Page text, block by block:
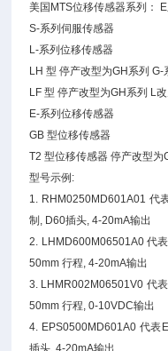
美国MTS位移传感器系列：
S-系列伺服传感器
L-系列位移传感器
LH 型 停产改型为GH系列 G-
LF 型 停产改型为GH系列 L
E-系列位移传感器
GB 型位移传感器
T2 型位移传感器 停产改型为
型号示例:
1. RHM0250MD601A01 代
制, D60插头, 4-20mA输出
2. LHMD600M06501A0 代
50mm 行程, 4-20mA输出
3. LHMR002M06501V0 代
50mm 行程, 0-10VDC输出
4. EPS0500MD601A0 代表
插头, 4-20mA输出